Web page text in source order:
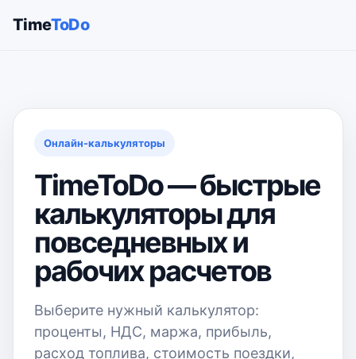
TimeToDo
Онлайн-калькуляторы
TimeToDo — быстрые
калькуляторы для
повседневных и
рабочих расчетов
Выберите нужный калькулятор:
проценты, НДС, маржа, прибыль,
расход топлива, стоимость поездки,